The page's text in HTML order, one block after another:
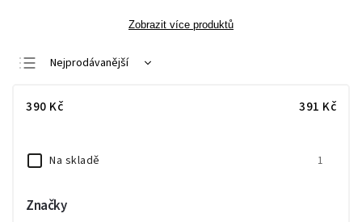
Zobrazit více produktů
Nejprodávanější
Nejdražší
390 Kč 391 Kč
Na skladě 1
Značky